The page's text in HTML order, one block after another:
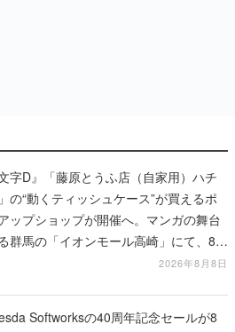
文字D』「藤原とうふ店（自家用）ハチ
の“動くティッシュケース”が買えるポ
ップショップが開催へ。マンガの舞台
群馬の「イオンモール高崎」にて、8月
から8月20日までの期間限定で開催予定
2026年8月8日
Softworksの40周年記念セールが8